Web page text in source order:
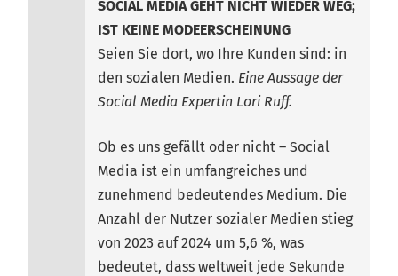
SOCIAL MEDIA GEHT NICHT WIEDER WEG;
IST KEINE MODEERSCHEINUNG
Seien Sie dort, wo Ihre Kunden sind: in
den sozialen Medien. Eine Aussage der
Social Media Expertin Lori Ruff.
Ob es uns gefällt oder nicht – Social
Media ist ein umfangreiches und
zunehmend bedeutendes Medium. Die
Anzahl der Nutzer sozialer Medien stieg
von 2023 auf 2024 um 5,6 %, was
bedeutet, dass weltweit jede Sekunde